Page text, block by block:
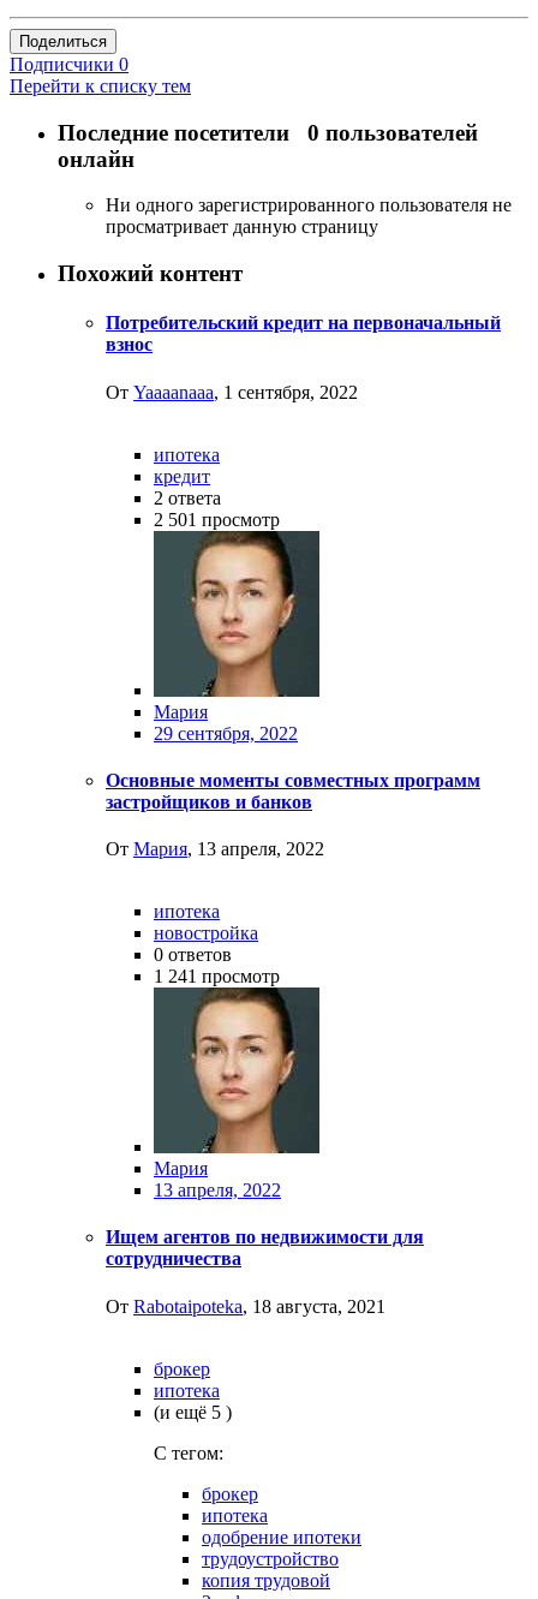
Поделиться
Подписчики 0
Перейти к списку тем
Последние посетители 0 пользователей
онлайн
Ни одного зарегистрированного пользователя не
просматривает данную страницу
Похожий контент
Потребительский кредит на первоначальный
взнос
От Yaaaanaaa, 1 сентября, 2022
ипотека
кредит
2 ответа
2 501 просмотр
Мария
29 сентября, 2022
Основные моменты совместных программ
застройщиков и банков
От Мария, 13 апреля, 2022
ипотека
новостройка
0 ответов
1 241 просмотр
Мария
13 апреля, 2022
Ищем агентов по недвижимости для
сотрудничества
От Rabotaipoteka, 18 августа, 2021
брокер
ипотека
(и ещё 5 )
C тегом:
брокер
ипотека
одобрение ипотеки
трудоустройство
копия трудовой